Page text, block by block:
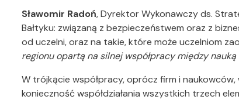
Sławomir Radoń, Dyrektor Wykonawczy ds.
Bałtyku: związaną z bezpieczeństwem oraz z
od uczelni, oraz na takie, które może uczelniom
regionu opartą na silnej współpracy między
W trójkącie współpracy, oprócz firm i
konieczność współdziałania wszystkich trzech